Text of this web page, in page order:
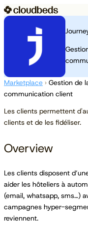
Marketplace › Gestion de
communication client
Les clients permettent
clients et de les fidéliser.
Overview
Les clients disposent
aider les hôteliers à
(email, whatsapp, sms…)
campagnes hyper-
reviennent.